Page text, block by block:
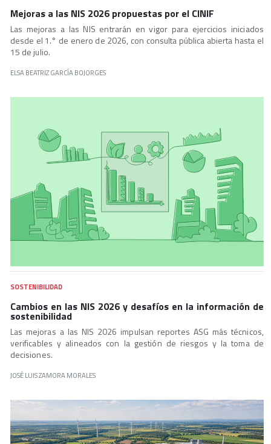
Mejoras a las NIS 2026 propuestas por el CINIF
Las mejoras a las NIS entrarán en vigor para ejercicios iniciados
desde el 1.° de enero de 2026, con consulta pública abierta hasta el
15 de julio.
ELSA BEATRIZ GARCÍA BOJORGES
SOSTENIBILIDAD
Cambios en las NIS 2026 y desafíos en la información de
sostenibilidad
Las mejoras a las NIS 2026 impulsan reportes ASG más técnicos,
verificables y alineados con la gestión de riesgos y la toma de
decisiones.
JOSÉ LUIS ZAMORA MORALES